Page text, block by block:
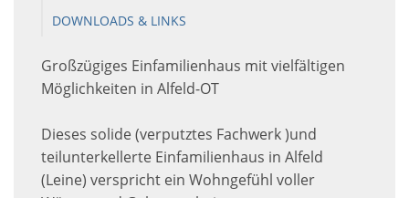
DOWNLOADS & LINKS
Großzügiges Einfamilienhaus mit vielfältigen
Möglichkeiten in Alfeld-OT
Dieses solide (verputztes Fachwerk )und
teilunterkellerte Einfamilienhaus in Alfeld
(Leine) verspricht ein Wohngefühl voller